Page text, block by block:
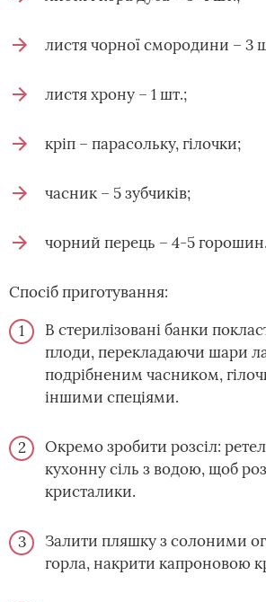
листя чорної смородини – 3
листя хрону – 1 шт.;
кріп – парасольку, гілочки;
часник – 5 зубчиків;
чорний перець – 4-5 горошин.
Спосіб приготування:
В стерилізовані банки
плоди, перекладаючи шари
подрібненим часником,
іншими спеціями.
Окремо зробити розсіл:
кухонну сіль з водою, щоб
кристалики.
Залити пляшку з солоними
горла, накрити капроновою